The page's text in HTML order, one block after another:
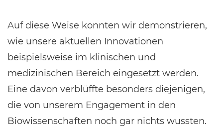
Auf diese Weise konnten wir demonstrieren,
wie unsere aktuellen Innovationen
beispielsweise im klinischen und
medizinischen Bereich eingesetzt werden.
Eine davon verblüffte besonders diejenigen,
die von unserem Engagement in den
Biowissenschaften noch gar nichts wussten.